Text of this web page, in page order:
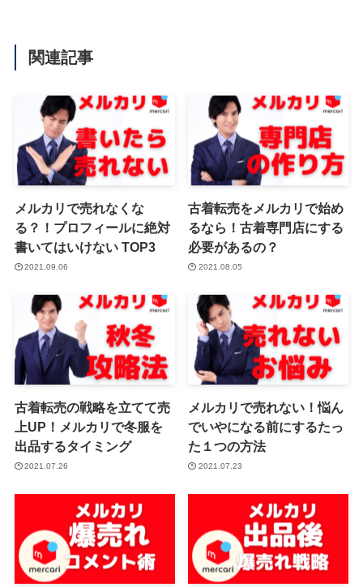
関連記事
メルカリで売れなくな
る？！プロフィールに絶対
書いてはいけない TOP3
2021.09.06
古着転売をメルカリで始め
るなら！古着専門店にする
必要があるの？
2021.08.05
古着転売の戦略を立てて売
上UP！メルカリで冬服を
出品するタイミング
2021.07.26
メルカリで売れない！悩ん
でいやになる前にするたっ
た１つの方法
2021.07.23